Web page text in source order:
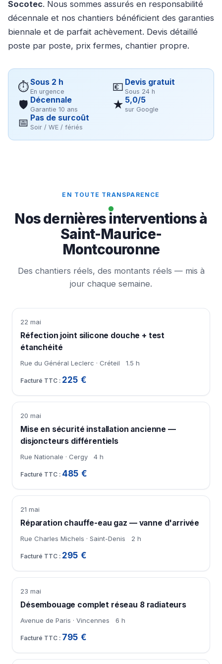
Socotec. Nous sommes assurés en responsabilité
décennale et nos chantiers bénéficient des garanties
biennale et de parfait achèvement. Devis détaillé
poste par poste, prix fermes, chantier propre.
⏱Sous 2 h
En urgence 💶 Devis gratuit
Sous 24 h
🛡 Décennale
Garantie 10 ans ★ 5,0/5
sur Google
📅 Pas de surcoût
Soir / WE / fériés
EN TOUTE TRANSPARENCE
Nos dernières interventions à
Saint-Maurice-
Montcouronne
Des chantiers réels, des montants réels — mis à
jour chaque semaine.
22 mai
Réfection joint silicone douche + test
étanchéité
Rue du Général Leclerc · Créteil 1.5 h
225 €
20 mai
Mise en sécurité installation ancienne —
disjoncteurs différentiels
Rue Nationale · Cergy 4 h
485 €
21 mai
Réparation chauffe-eau gaz — vanne d'arrivée
Rue Charles Michels · Saint-Denis 2 h
295 €
23 mai
Désembouage complet réseau 8 radiateurs
Avenue de Paris · Vincennes 6 h
795 €